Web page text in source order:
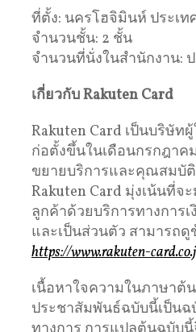
ที่ตั้ง: นครโฮจิมินห์ ประเท
จำนวนชั้น: 2 ชั้น
จำนวนที่นั่งในสำนักงาน:
เกี่ยวกับRakuten Card
Rakuten Card เป็นบริษัท
ก่อตั้งขึ้นในเดือนกรกฎาค
ขยายบริการและคุณสมบั
Rakuten Card มุ่งเน้นที่จ
ลูกค้าด้วยบริการทางการ
และเป็นส่วนตัว สามารถ
https://www.rakuten-
เนื้อหาใจความในภาษาต้
ประชาสัมพันธ์ฉบับนี้เป็นฉ